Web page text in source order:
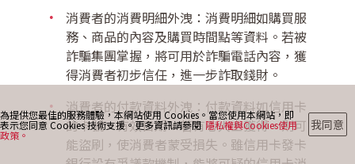
消費者的消費明細外洩：消費明細如購買服
務、商品的內容及購買時間點等資料。若被
詐騙集團掌握，將可用於詐騙電話內容，獲
得消費者初步信任，進一步詐取錢財。
消費者的付款資料外洩：付款資料如信用卡
的卡號、有效日期，若有心人士獲得，則可
能盜刷，使消費者蒙受損失。雖信用卡發卡
為提供您最佳的服務體驗，本網站使用 Cookies。當您使用本網站，即
表示您同意 Cookies 技術支援。更多資訊請參閱 隱私權與Cookies使用
政策。
我同意